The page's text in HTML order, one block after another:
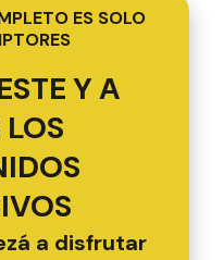
ES SOLO
Y A
a disfrutar